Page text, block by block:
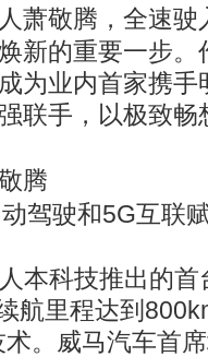
萧敬腾，全速驶
新的重要一步
为业内首家携
联手，以极致畅
腾
驾驶和5G互联
本科技推出的
航里程达到
。威马汽车首